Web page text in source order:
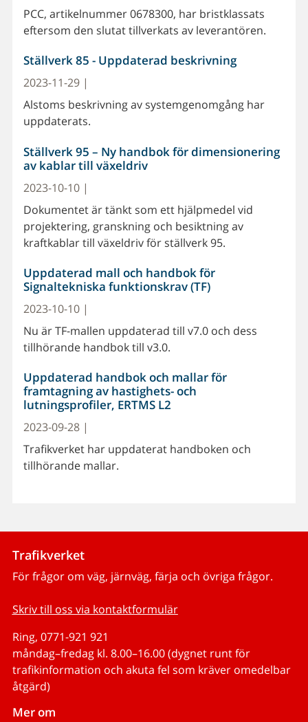
PCC, artikelnummer 0678300, har bristklassats
eftersom den slutat tillverkats av leverantören.
Ställverk 85 - Uppdaterad beskrivning
2023-11-29 |
Alstoms beskrivning av systemgenomgång har
uppdaterats.
Ställverk 95 – Ny handbok för dimensionering
av kablar till växeldriv
2023-10-10 |
Dokumentet är tänkt som ett hjälpmedel vid
projektering, granskning och besiktning av
kraftkablar till växeldriv för ställverk 95.
Uppdaterad mall och handbok för
Signaltekniska funktionskrav (TF)
2023-10-10 |
Nu är TF-mallen uppdaterad till v7.0 och dess
tillhörande handbok till v3.0.
Uppdaterad handbok och mallar för
framtagning av hastighets- och
lutningsprofiler, ERTMS L2
2023-09-28 |
Trafikverket har uppdaterat handboken och
tillhörande mallar.
Trafikverket
För frågor om väg, järnväg, färja och övriga frågor.
Skriv till oss via kontaktformulär
Ring, 0771-921 921
måndag–fredag kl. 8.00–16.00 (dygnet runt för
trafikinformation och akuta fel som kräver omedelbar
åtgärd)
Mer om